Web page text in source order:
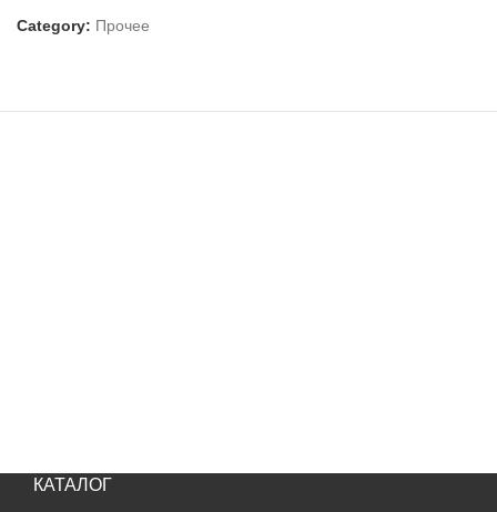
Category: Прочее
КАТАЛОГ